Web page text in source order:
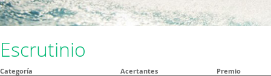
Escrutinio
Categoría Acertantes
Premio